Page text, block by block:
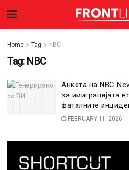
Home Tag NBC
Tag: NBC
Анкета на NBC
за имиграцијата
фаталните
FEBRUARY 11, 2026